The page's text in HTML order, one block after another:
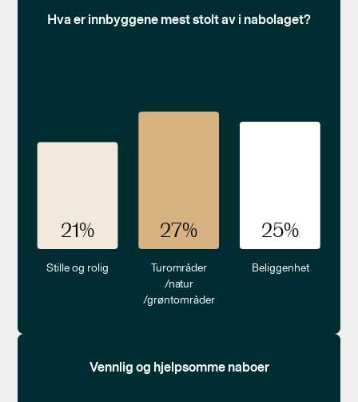
Hva er innbyggene mest stolt av i nabolaget?
Stille og rolig Turområder
/natur
/grøntområder
Beliggenhet
21% 27% 25%
Vennlig og hjelpsomme naboer